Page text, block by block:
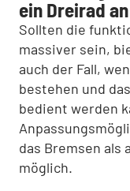
ein Dreirad an
Sollten die
massiver sein,
auch der Fall,
bestehen und
bedient werden
das Bremsen als
möglich.